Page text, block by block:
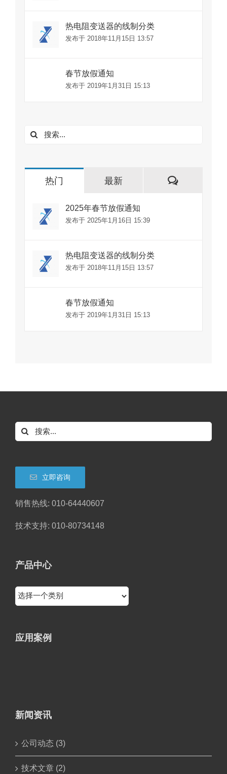
热电阻变送器的线制分类
发布于 2018年11月15日 13:57
春节放假通知
发布于 2019年1月31日 15:13
搜
热门 最新
评
2025年春节放假通知
发布于 2025年1月16日 15:39
热电阻变送器的线制分类
发布于 2018年11月15日 13:57
春节放假通知
发布于 2019年1月31日 15:13
搜
索：
立即咨询
销售热线: 010-64440607
技术支持: 010-80734148
产品中心
应用案例
新闻资讯
公司动态 (3)
技术文章 (2)